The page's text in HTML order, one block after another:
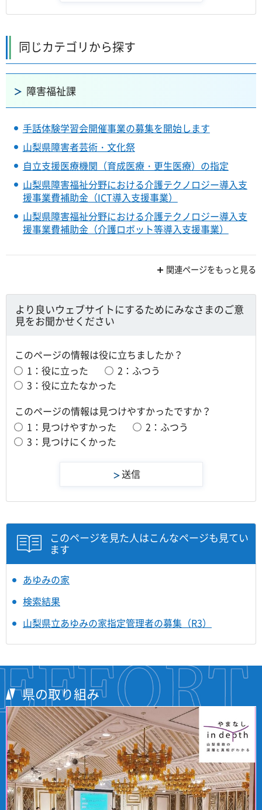
同じカテゴリから探す
障害福祉課
手話体験学習会開催事業の募集を開始します
山梨県障害者芸術・文化祭
自立支援医療機関（育成医療・更生医療）の指定
山梨県障害福祉分野における介護テクノロジー導入支
援事業費補助金（ICT導入支援事業）
山梨県障害福祉分野における介護テクノロジー導入支
援事業費補助金（介護ロボット等導入支援事業）
関連ページをもっと見る
より良いウェブサイトにするためにみなさまのご意
見をお聞かせください
このページの情報は役に立ちましたか？
1：役に立った
2：ふつう
3：役に立たなかった
このページの情報は見つけやすかったですか？
1：見つけやすかった
2：ふつう
3：見つけにくかった
このページを見た人はこんなページも見てい
ます
あゆみの家
検索結果
山梨県立あゆみの家指定管理者の募集（R3）
県の取り組み